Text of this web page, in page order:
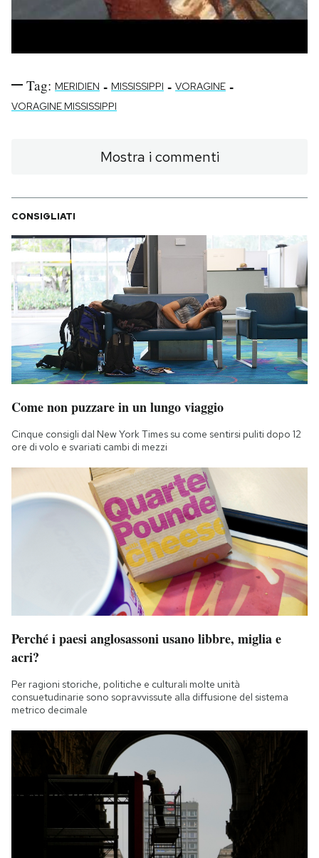
Tag: MERIDIEN - MISSISSIPPI - VORAGINE -
VORAGINE MISSISSIPPI
Mostra i commenti
CONSIGLIATI
Come non puzzare in un lungo viaggio
Cinque consigli dal New York Times su come sentirsi puliti dopo 12
ore di volo e svariati cambi di mezzi
Perché i paesi anglosassoni usano libbre, miglia e
acri?
Per ragioni storiche, politiche e culturali molte unità
consuetudinarie sono sopravvissute alla diffusione del sistema
metrico decimale